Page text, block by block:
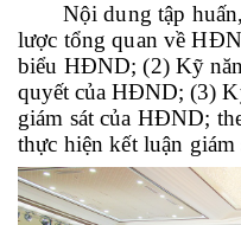
Nội dung tập
lược tổng quan về
biểu HĐND; (2)Kỹ
quyết của HĐND; (3)
giám sát của HĐND;
thực hiện kết luận